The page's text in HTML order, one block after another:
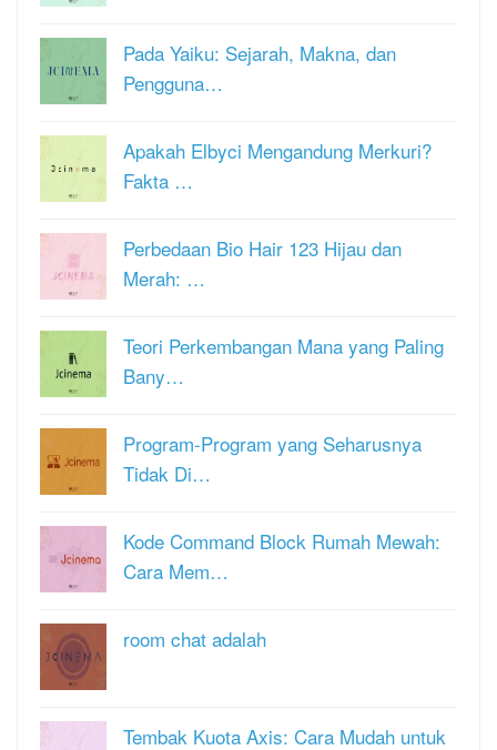
Pada Yaiku: Sejarah, Makna, dan
Pengguna…
Apakah Elbyci Mengandung Merkuri?
Fakta …
Perbedaan Bio Hair 123 Hijau dan
Merah: …
Teori Perkembangan Mana yang Paling
Bany…
Program-Program yang Seharusnya
Tidak Di…
Kode Command Block Rumah Mewah:
Cara Mem…
room chat adalah
Tembak Kuota Axis: Cara Mudah untuk